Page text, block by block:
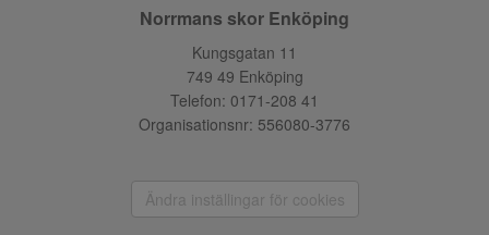
Norrmans skor Enköping
Kungsgatan 11
749 49 Enköping
Telefon: 0171-208 41
Organisationsnr: 556080-3776
Ändra inställingar för cookies